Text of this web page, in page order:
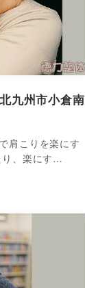
九州市小倉南
肩こりを楽にす
り、楽にす…